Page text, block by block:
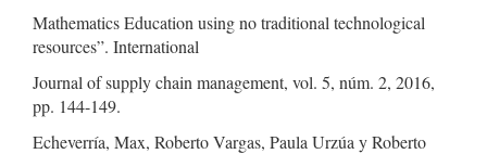
Mathematics Education using no traditional technological
resources”. International
Journal of supply chain management, vol. 5, núm. 2, 2016,
pp. 144-149.
Echeverría, Max, Roberto Vargas, Paula Urzúa y Roberto